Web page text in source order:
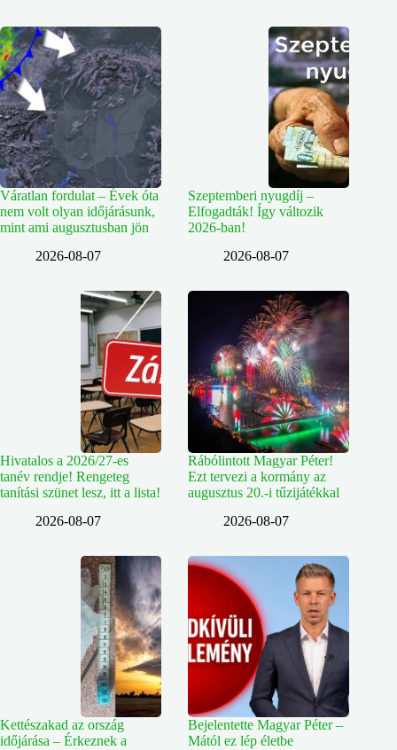
Váratlan fordulat – Évek óta
nem volt olyan időjárásunk,
mint ami augusztusban jön
2026-08-07
Szeptemberi nyugdíj –
Elfogadták! Így változik
2026-ban!
2026-08-07
Hivatalos a 2026/27-es
tanév rendje! Rengeteg
tanítási szünet lesz, itt a lista!
2026-08-07
Rábólintott Magyar Péter!
Ezt tervezi a kormány az
augusztus 20.-i tűzijátékkal
2026-08-07
Kettészakad az ország
időjárása – Érkeznek a
Bejelentette Magyar Péter –
Mától ez lép életbe